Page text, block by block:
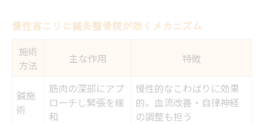
慢性首こりに鍼灸整骨院が効くメカニズム
施術
方法
主な作用 特徴
鍼施
術
筋肉の深部にアプ
ローチし緊張を緩
和
慢性的なこわばりに効果
的。血流改善・自律神経
の調整も担う